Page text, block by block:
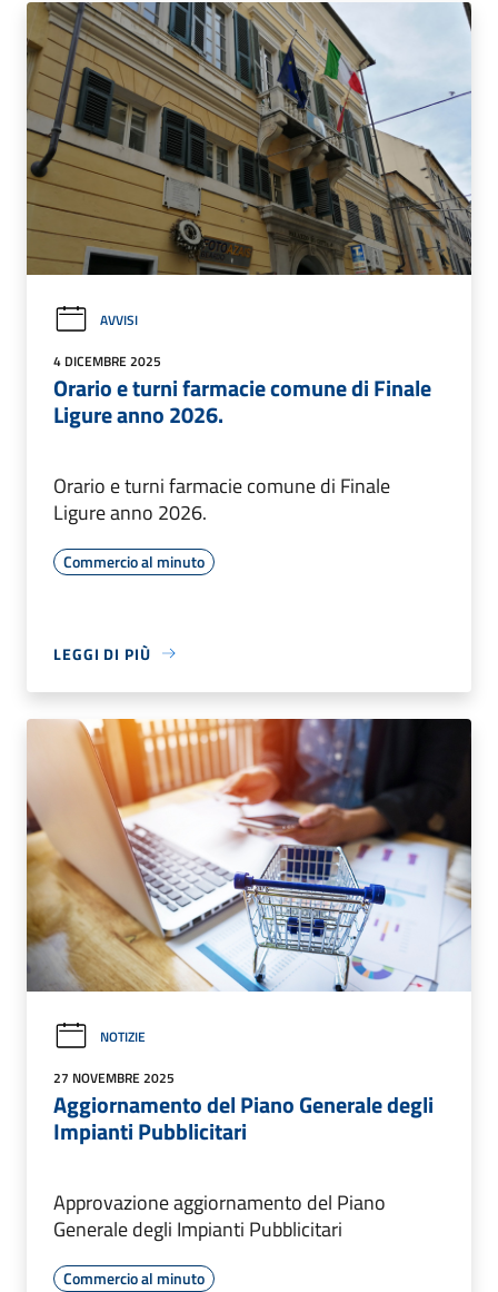
AVVISI
4 DICEMBRE 2025
Orario e turni farmacie comune di Finale
Ligure anno 2026.
Orario e turni farmacie comune di Finale
Ligure anno 2026.
Commercio al minuto
LEGGI DI PIÙ
NOTIZIE
27 NOVEMBRE 2025
Aggiornamento del Piano Generale degli
Impianti Pubblicitari
Approvazione aggiornamento del Piano
Generale degli Impianti Pubblicitari
Commercio al minuto